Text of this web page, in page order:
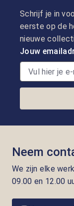
Schrijf je in
eerste op de
nieuwe
Jouw
Neem
We zijn elke
09.00 en 12.00